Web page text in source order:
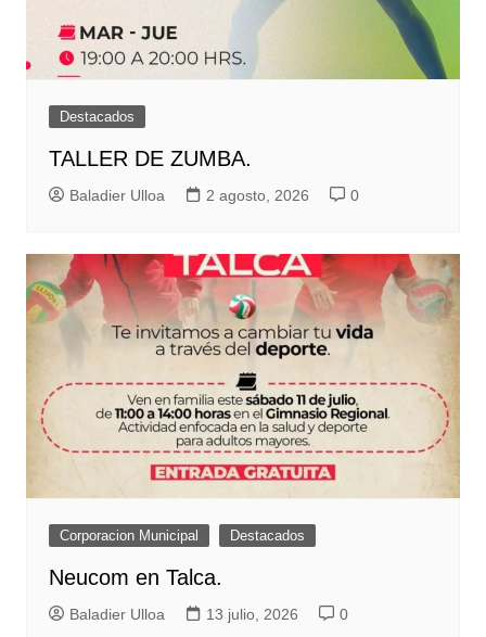
Destacados
TALLER DE ZUMBA.
Baladier Ulloa 2 agosto, 2026 0
Corporacion Municipal Destacados
Neucom en Talca.
Baladier Ulloa 13 julio, 2026 0